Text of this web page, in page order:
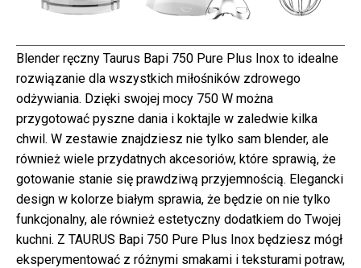
Blender ręczny Taurus Bapi 750 Pure Plus Inox to idealne
rozwiązanie dla wszystkich miłośników zdrowego
odżywiania. Dzięki swojej mocy 750 W można
przygotować pyszne dania i koktajle w zaledwie kilka
chwil. W zestawie znajdziesz nie tylko sam blender, ale
również wiele przydatnych akcesoriów, które sprawią, że
gotowanie stanie się prawdziwą przyjemnością. Elegancki
design w kolorze białym sprawia, że będzie on nie tylko
funkcjonalny, ale również estetyczny dodatkiem do Twojej
kuchni. Z TAURUS Bapi 750 Pure Plus Inox będziesz mógł
eksperymentować z różnymi smakami i teksturami potraw,